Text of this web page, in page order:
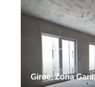
Giroc, Zona